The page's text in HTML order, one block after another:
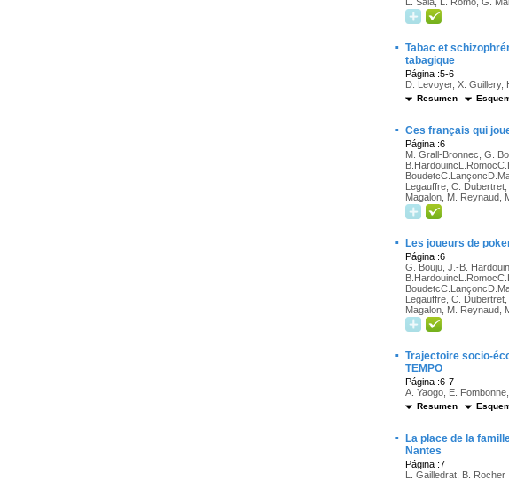
· Tabac et
tabagique
Página :5-6
D. Levoyer, X. Guillery,
Resumen
· Ces français qui
Página :6
M. Grall-Bronnec, G.
Legauffre, C.
Magalon, M. Reynaud,
· Les joueurs de
Página :6
G. Bouju, J.-B.
Legauffre, C.
Magalon, M. Reynaud,
· Trajectoire socio-
TEMPO
Página :6-7
A. Yaogo, E.
Resumen
·
La place de la
Nantes
Página :7
L. Gailledrat, B. Rocher